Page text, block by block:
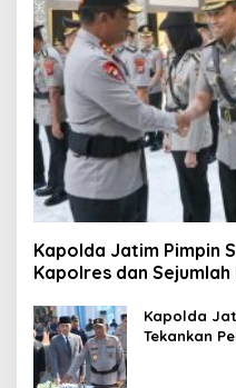
Kapolda Jatim Pimpin
Kapolres dan
Kapolda
Tekankan